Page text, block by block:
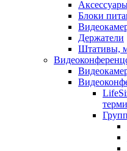
Блоки
Держатели
Штативы,